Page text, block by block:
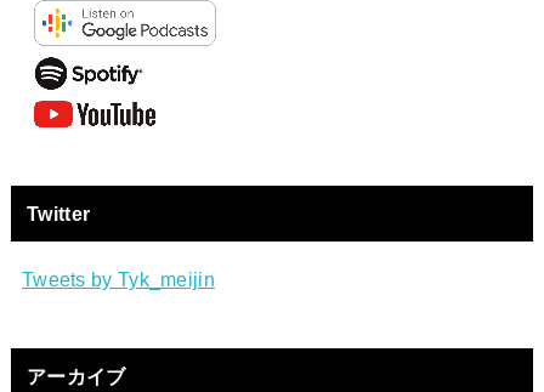
Twitter
Tweets by Tyk_meijin
アーカイブ